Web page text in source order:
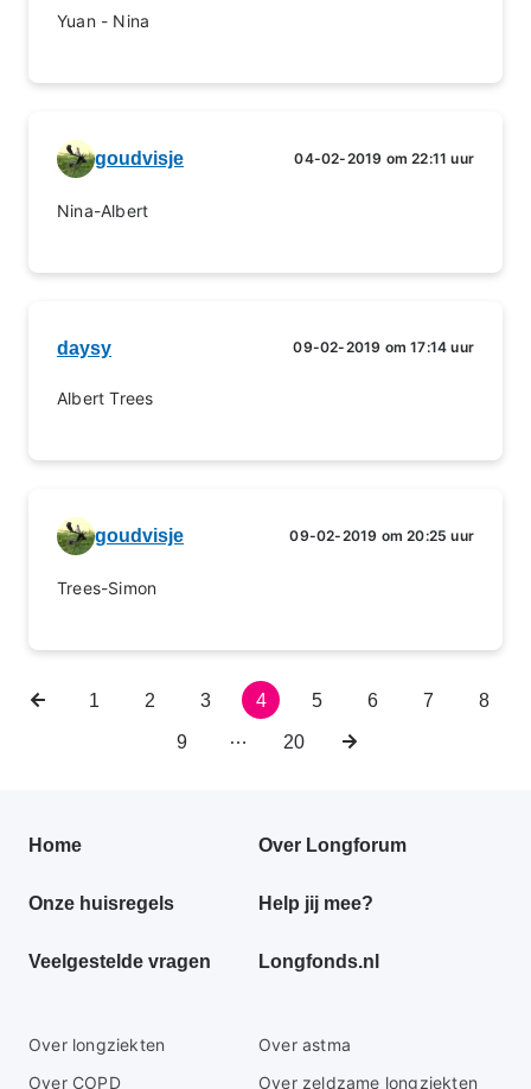
Yuan - Nina
goudvisje 04-02-2019 om 22:11 uur
Nina-Albert
daysy 09-02-2019 om 17:14 uur
Albert Trees
goudvisje 09-02-2019 om 20:25 uur
Trees-Simon
VorigePagina
1 Pagina
2 Pagina
3
Huidige
pagina
4 Pagina
5 Pagina
6 Pagina
7 8
Pagina
9 …
Laatste
20
Volgende
Primair
menu
Home Over Longforum
Onze huisregels Help jij mee?
Veelgestelde vragen Longfonds.nl
Secundaire
footer
Over longziekten
Over astma
Over COPD
Over zeldzame longziekten